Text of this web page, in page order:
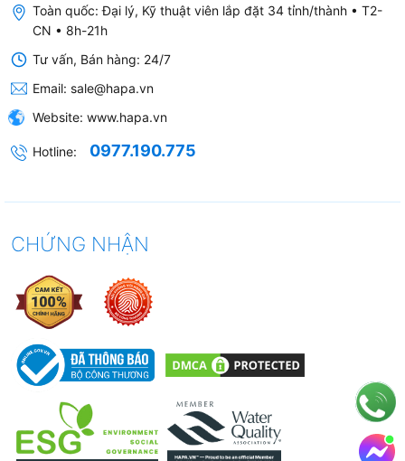
từ chia nhỏ, quạt turbine làm mát)
độc lập từng vùng
biệt
duy nhất dòng Canzy tại HAPA
Defrost (rã
50–60°C
Stir-fry (chiên
rán)
180–200°C
Chức năng
Có - tạm dừng không mất cài đặt
Hẹn giờ tắt
Có - từng vùng độc lập, tối đa 99
Tự nhận diện
đáy nồi
Có (Pot detection) - tự tắt khi
không có nồi
Toàn quốc: Đại lý, Kỹ thuật viên lắp đặt 34 tỉnh/thành • T2-
CN • 8h-21h
Tư vấn, Bán hàng: 24/7
Email: sale@hapa.vn
Website: www.hapa.vn
Hotline: 0977.190.775
CHỨNG NHẬN